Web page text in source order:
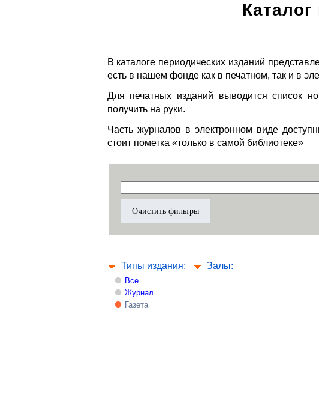
В каталоге периодических изданий
есть в нашем фонде как в печатном, так и в
Для печатных изданий выводится список
получить на руки.
Часть журналов в электронном виде
стоит пометка «только в самой библиотеке»
Типы издания:
Все
Журнал
Газета
Залы: